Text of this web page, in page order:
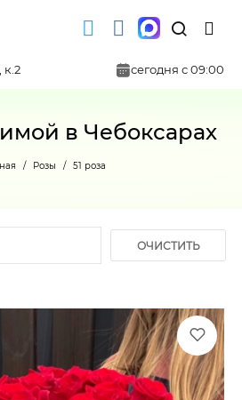
к.2 сегодня с 09:00
в Чебоксарах
Розы 51 роза
ОЧИСТИТЬ